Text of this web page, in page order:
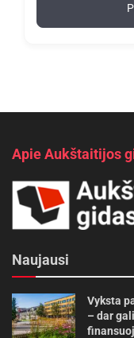
Apie Aukštaitijos
Naujausi
Vyksta
– dar